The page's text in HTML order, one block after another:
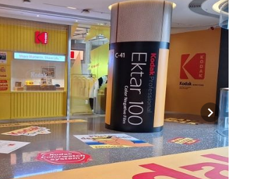
Next slide